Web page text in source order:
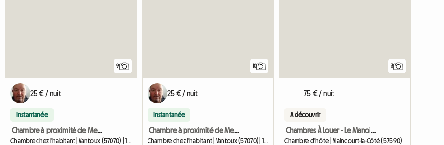
9
25 € / nuit
Instantanée
Chambre à proximité de Metz
10
25 € / nuit
Instantanée
Chambre à proximité de Metz
3
75 € / nuit
A découvrir
Chambres À Louer - Le Manoir - 4 Épis Gîte De France
Chambre d'hôte | Alaincourt-la-Côté (57590)